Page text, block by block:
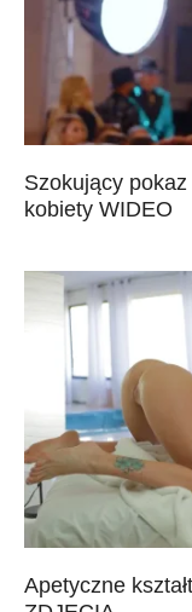
Szokujący
kobiety WIDEO
Apetyczne